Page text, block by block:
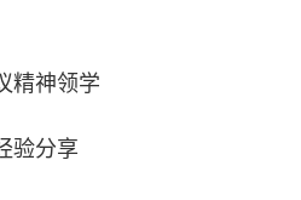
精神领学
验分享